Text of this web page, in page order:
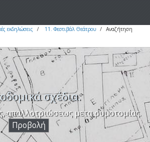
εκδηλώσεις 11. Φεστιβάλ Θεάτρου Αναζήτηση
σχέδια.
απαλλοτριώσεως μετα ρυμοτομίας.
Προβολή